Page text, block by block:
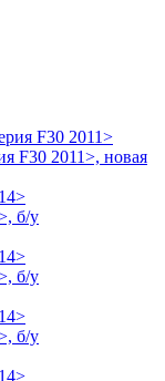
F30 2011>, новая
б/у
б/у
б/у